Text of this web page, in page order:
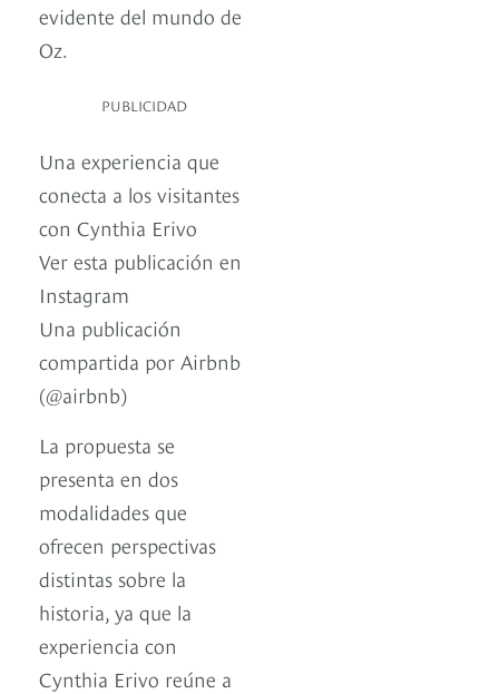
evidente del mundo de
Oz.
PUBLICIDAD
Una experiencia que
conecta a los visitantes
con Cynthia Erivo
Ver esta publicación en
Instagram
Una publicación
compartida por Airbnb
(@airbnb)
La propuesta se
presenta en dos
modalidades que
ofrecen perspectivas
distintas sobre la
historia, ya que la
experiencia con
Cynthia Erivo reúne a